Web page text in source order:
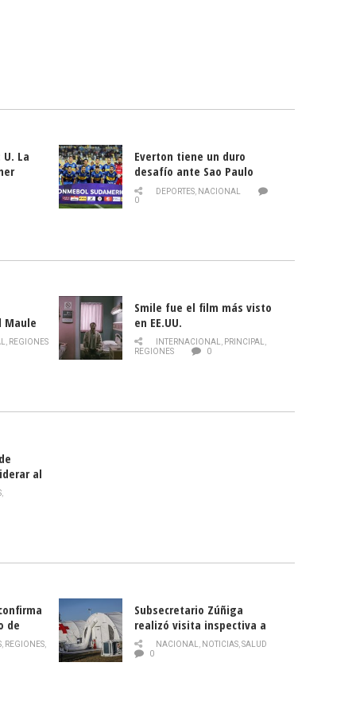
La
Everton tiene un duro
desafío ante Sao Paulo
DEPORTES, NACIONAL
0
Maule
de la
, REGIONES
Smile fue el film más visto
en EE.UU.
INTERNACIONAL, PRINCIPAL,
REGIONES
0
al
,
de
, REGIONES,
Subsecretario Zúñiga
realizó visita inspectiva a
Hospital Modular Sótero del
Río
NACIONAL, NOTICIAS,SALUD
0